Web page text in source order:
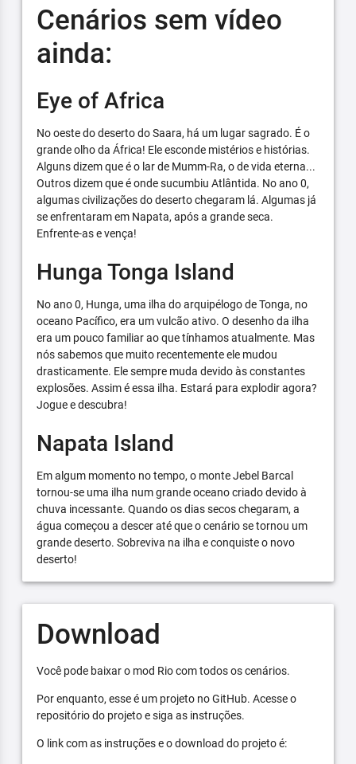
Cenários sem vídeo
ainda:
Eye of Africa
No oeste do deserto do Saara, há um lugar sagrado. É o
grande olho da África! Ele esconde mistérios e histórias.
Alguns dizem que é o lar de Mumm-Ra, o de vida eterna...
Outros dizem que é onde sucumbiu Atlântida. No ano 0,
algumas civilizações do deserto chegaram lá. Algumas já
se enfrentaram em Napata, após a grande seca.
Enfrente-as e vença!
Hunga Tonga Island
No ano 0, Hunga, uma ilha do arquipélogo de Tonga, no
oceano Pacífico, era um vulcão ativo. O desenho da ilha
era um pouco familiar ao que tínhamos atualmente. Mas
nós sabemos que muito recentemente ele mudou
drasticamente. Ele sempre muda devido às constantes
explosões. Assim é essa ilha. Estará para explodir agora?
Jogue e descubra!
Napata Island
Em algum momento no tempo, o monte Jebel Barcal
tornou-se uma ilha num grande oceano criado devido à
chuva incessante. Quando os dias secos chegaram, a
água começou a descer até que o cenário se tornou um
grande deserto. Sobreviva na ilha e conquiste o novo
deserto!
Download
Você pode baixar o mod Rio com todos os cenários.
Por enquanto, esse é um projeto no GitHub. Acesse o
repositório do projeto e siga as instruções.
O link com as instruções e o download do projeto é: